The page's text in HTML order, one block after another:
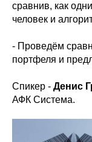
сравнив, как
человек и
- Проведём
портфеля и
Спикер - Денис
АФК Система.